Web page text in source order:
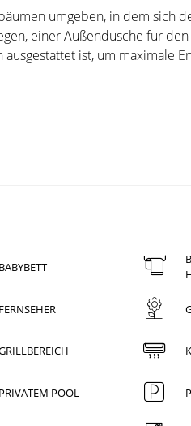
umgeben, in dem sich
einer Außendusche für
ist, um maximale
BABYBETT
FERNSEHER
PRIVATEM POOL